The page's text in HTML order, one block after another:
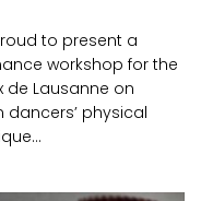
to present a
workshop for the
de Lausanne on
dancers’ physical